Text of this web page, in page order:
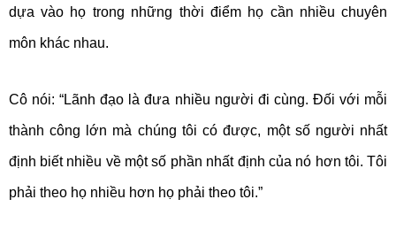
dựa vào họ trong những thời điểm họ cần nhiều chuyên
môn khác nhau.
Cô nói: “Lãnh đạo là đưa nhiều người đi cùng. Đối với mỗi
thành công lớn mà chúng tôi có được, một số người nhất
định biết nhiều về một số phần nhất định của nó hơn tôi. Tôi
phải theo họ nhiều hơn họ phải theo tôi.”